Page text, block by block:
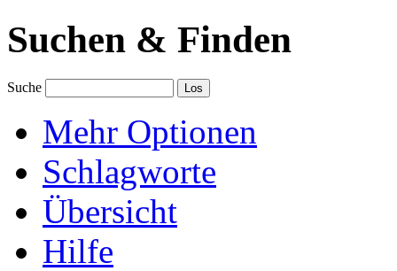
Suchen & Finden
Suche
Mehr Optionen
Schlagworte
Übersicht
Hilfe